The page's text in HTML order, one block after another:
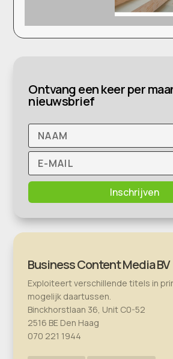
Ontvang een keer per
nieuwsbrief
Inschrijven
Business Content Media BV
Exploiteert verschillende titels in
mogelijk daartussen.
Binckhorstlaan 36, Unit C0-52
2516 BE Den Haag
070 221 1944